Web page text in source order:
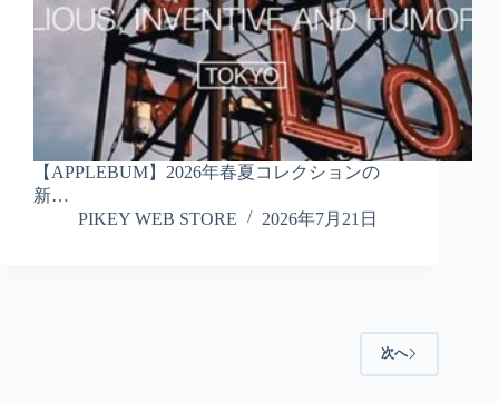
【APPLEBUM】2026年春夏コレクションの
新…
PIKEY WEB STORE
2026年7月21日
次へ